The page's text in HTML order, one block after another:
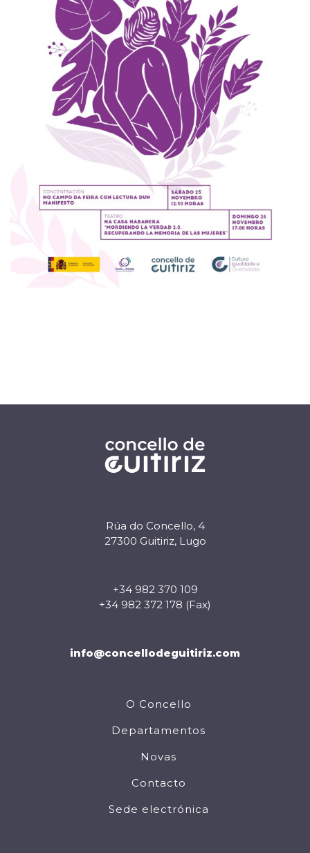
Rúa do Concello, 4
27300 Guitiriz, Lugo
+34 982 370 109
+34 982 372 178 (Fax)
info@concellodeguitiriz.com
O Concello
Departamentos
Novas
Contacto
Sede electrónica